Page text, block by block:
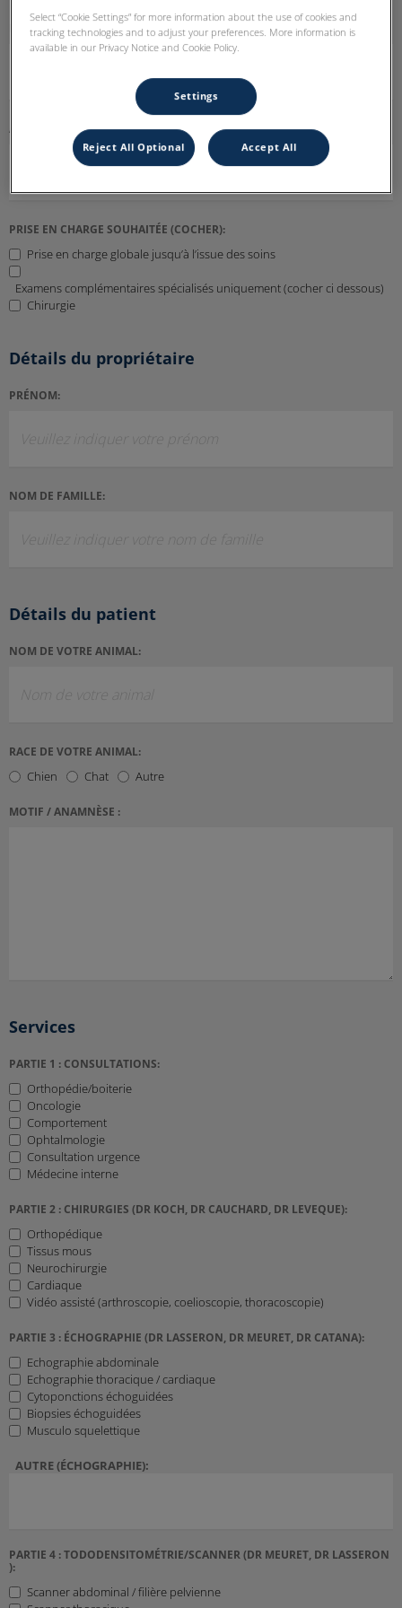
ADRESSE EMAIL:
PRISE EN CHARGE SOUHAITÉE (COCHER):
Prise en charge globale jusqu’à l’issue des soins
Examens complémentaires spécialisés uniquement (cocher ci dessous)
Chirurgie
Détails du propriétaire
PRÉNOM:
NOM DE FAMILLE:
Détails du patient
NOM DE VOTRE ANIMAL:
RACE DE VOTRE ANIMAL:
Chien Chat Autre
MOTIF / ANAMNÈSE :
Services
PARTIE 1 : CONSULTATIONS:
Orthopédie/boiterie
Oncologie
Comportement
Ophtalmologie
Consultation urgence
Médecine interne
PARTIE 2 : CHIRURGIES (DR KOCH, DR CAUCHARD, DR LEVEQUE):
Orthopédique
Tissus mous
Neurochirurgie
Cardiaque
Vidéo assisté (arthroscopie, coelioscopie, thoracoscopie)
PARTIE 3 : ÉCHOGRAPHIE (DR LASSERON, DR MEURET, DR CATANA):
Echographie abdominale
Echographie thoracique / cardiaque
Cytoponctions échoguidées
Biopsies échoguidées
Musculo squelettique
AUTRE (ÉCHOGRAPHIE):
PARTIE 4 : TODODENSITOMÉTRIE/SCANNER (DR MEURET, DR LASSERON
):
Scanner abdominal / filière pelvienne
Select “Cookie Settings” for more information about the use of cookies and
tracking technologies and to adjust your preferences. More information is
available in our Privacy Notice and Cookie Policy.
Settings
Reject All Optional Accept All